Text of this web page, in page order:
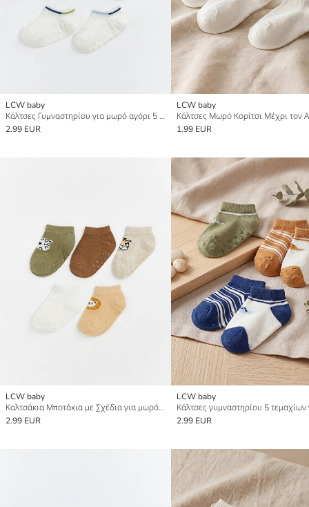
LCW baby
Κάλτσες Γυμναστηρίου για μωρό αγόρι 5 Pack
2.99 EUR
LCW baby
1.99 EUR
LCW baby
Καλτσάκια Μποτάκια με Σχέδια για μωρό αγόρι 5-Τεμάχια
2.99 EUR
LCW baby
2.99 EUR